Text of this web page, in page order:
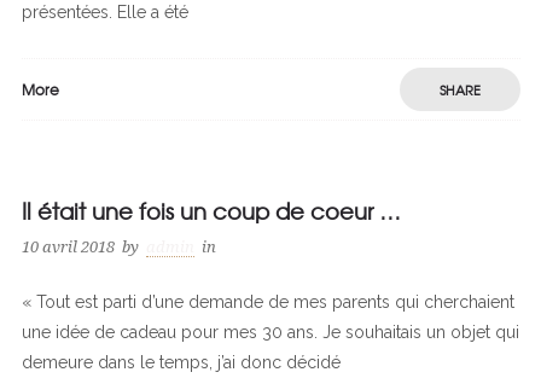
présentées. Elle a été
More SHARE
Il était une fois un coup de coeur …
10 avril 2018 by in
« Tout est parti d’une demande de mes parents qui cherchaient
une idée de cadeau pour mes 30 ans. Je souhaitais un objet qui
demeure dans le temps, j’ai donc décidé